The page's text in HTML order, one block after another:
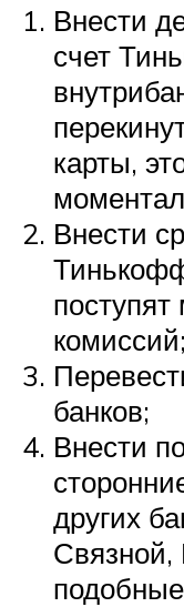
Внести
счет
карты,
Внести
комиссий;
банков;
Внести
других
Связной,